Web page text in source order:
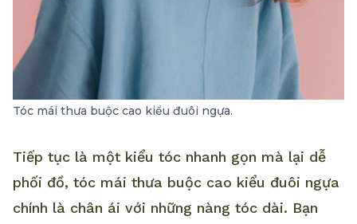
Tóc mái thưa buộc cao kiểu đuôi ngựa.
Tiếp tục là một kiểu tóc nhanh gọn mà lại dễ
phối đồ, tóc mái thưa buộc cao kiểu đuôi ngựa
chính là chân ái với những nàng tóc dài. Bạn